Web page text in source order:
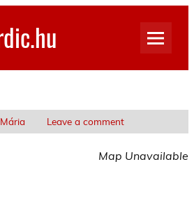
Leave a comment
Map Unavailable